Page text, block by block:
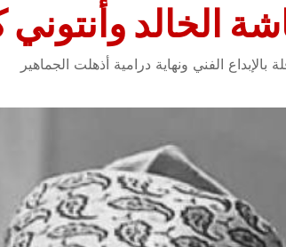
الخالد
الفني ونهاية درامية أذهلت الجماهير